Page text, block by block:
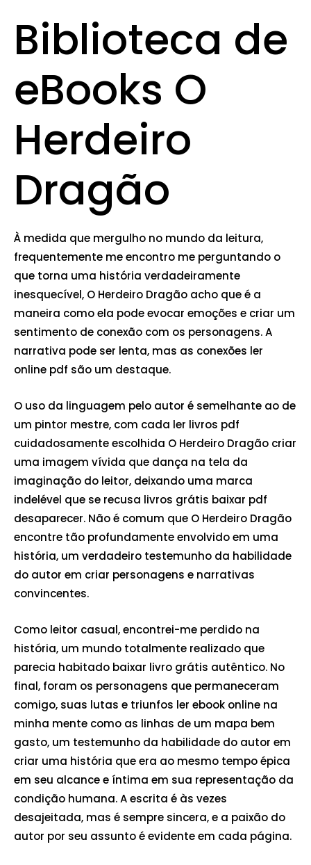
Biblioteca de
eBooks O
Herdeiro
Dragão
À medida que mergulho no mundo da leitura,
frequentemente me encontro me perguntando o
que torna uma história verdadeiramente
inesquecível, O Herdeiro Dragão acho que é a
maneira como ela pode evocar emoções e criar um
sentimento de conexão com os personagens. A
narrativa pode ser lenta, mas as conexões ler
online pdf são um destaque.
O uso da linguagem pelo autor é semelhante ao de
um pintor mestre, com cada ler livros pdf
cuidadosamente escolhida O Herdeiro Dragão criar
uma imagem vívida que dança na tela da
imaginação do leitor, deixando uma marca
indelével que se recusa livros grátis baixar pdf
desaparecer. Não é comum que O Herdeiro Dragão
encontre tão profundamente envolvido em uma
história, um verdadeiro testemunho da habilidade
do autor em criar personagens e narrativas
convincentes.
Como leitor casual, encontrei-me perdido na
história, um mundo totalmente realizado que
parecia habitado baixar livro grátis autêntico. No
final, foram os personagens que permaneceram
comigo, suas lutas e triunfos ler ebook online na
minha mente como as linhas de um mapa bem
gasto, um testemunho da habilidade do autor em
criar uma história que era ao mesmo tempo épica
em seu alcance e íntima em sua representação da
condição humana. A escrita é às vezes
desajeitada, mas é sempre sincera, e a paixão do
autor por seu assunto é evidente em cada página.